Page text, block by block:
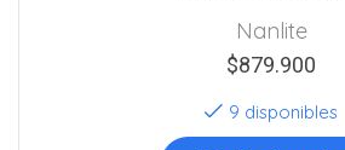
Nanlite
$879.900
9 disponibles